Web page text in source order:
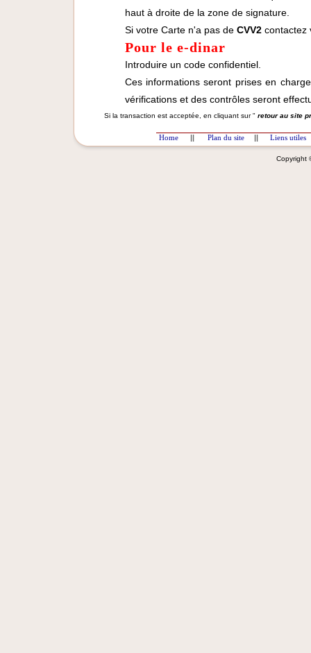
haut à droite de la zone de signature.
Si votre Carte n'a pas deCVV2contactez
Pour le e-dinar
Introduire un code confidentiel.
Ces informations seront prises en
vérifications et des contrôles seront
Si la transaction est acceptée, en cliquant sur " retour au site
Home || Plan du site || Liens utiles
Copyright